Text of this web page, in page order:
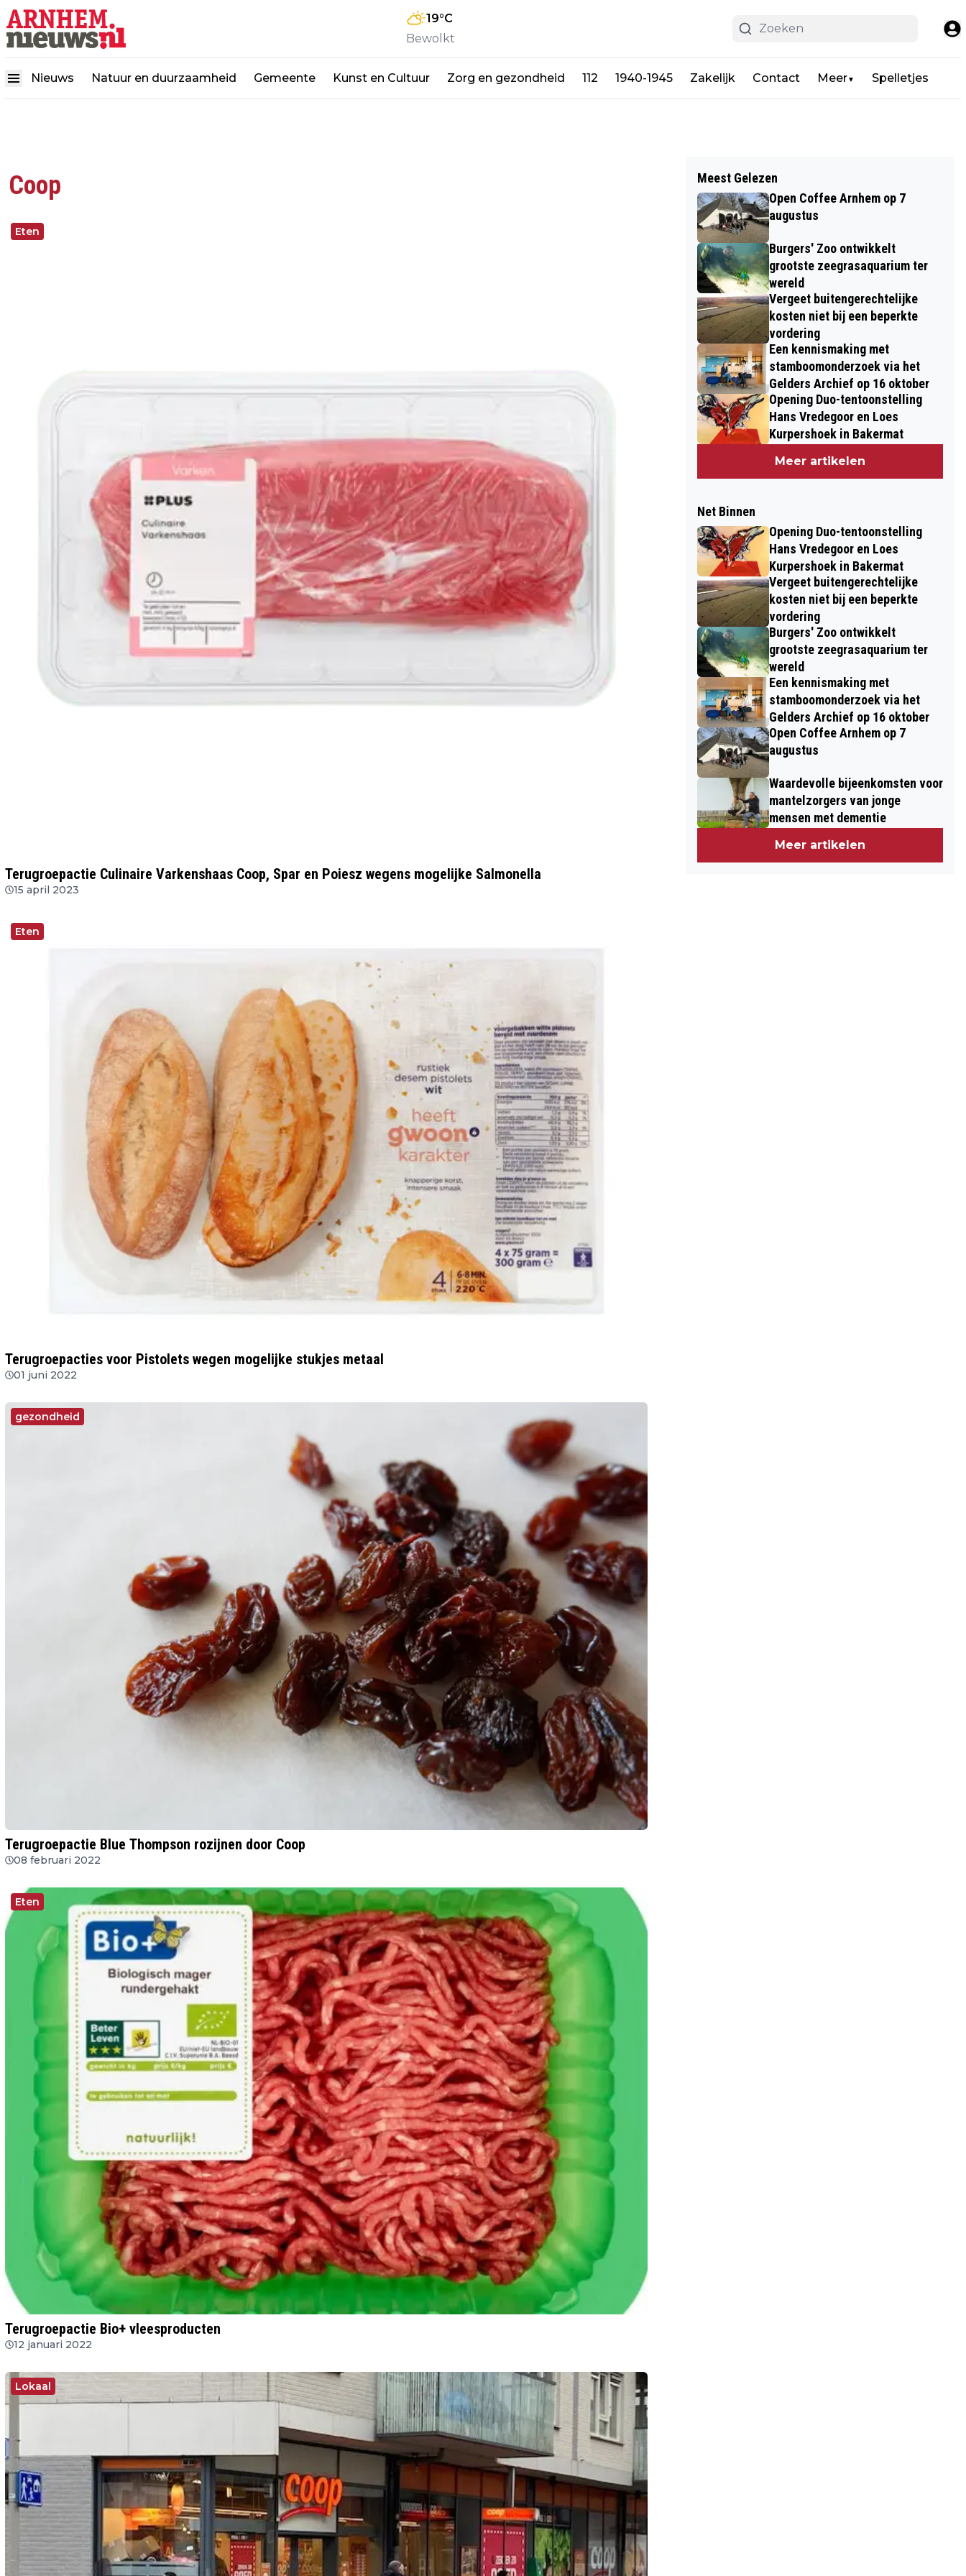
19°C
Bewolkt
Nieuws Natuur en duurzaamheid Gemeente Kunst en Cultuur Zorg en gezondheid 112 1940-1945 Zakelijk Contact Meer▼ Spelletjes
Coop
Eten
Terugroepactie Culinaire Varkenshaas Coop, Spar en Poiesz wegens mogelijke Salmonella
15 april 2023
Eten
Terugroepacties voor Pistolets wegen mogelijke stukjes metaal
01 juni 2022
gezondheid
Terugroepactie Blue Thompson rozijnen door Coop
08 februari 2022
Eten
Terugroepactie Bio+ vleesproducten
12 januari 2022
Lokaal
Meest Gelezen
Open Coffee Arnhem op 7
augustus
Burgers' Zoo ontwikkelt
grootste zeegrasaquarium ter
wereld
Vergeet buitengerechtelijke
kosten niet bij een beperkte
vordering
Een kennismaking met
stamboomonderzoek via het
Gelders Archief op 16 oktober
Opening Duo-tentoonstelling
Hans Vredegoor en Loes
Kurpershoek in Bakermat
Meer artikelen
Net Binnen
Opening Duo-tentoonstelling
Hans Vredegoor en Loes
Kurpershoek in Bakermat
Vergeet buitengerechtelijke
kosten niet bij een beperkte
vordering
Burgers' Zoo ontwikkelt
grootste zeegrasaquarium ter
wereld
Een kennismaking met
stamboomonderzoek via het
Gelders Archief op 16 oktober
Open Coffee Arnhem op 7
augustus
Waardevolle bijeenkomsten voor
mantelzorgers van jonge
mensen met dementie
Meer artikelen